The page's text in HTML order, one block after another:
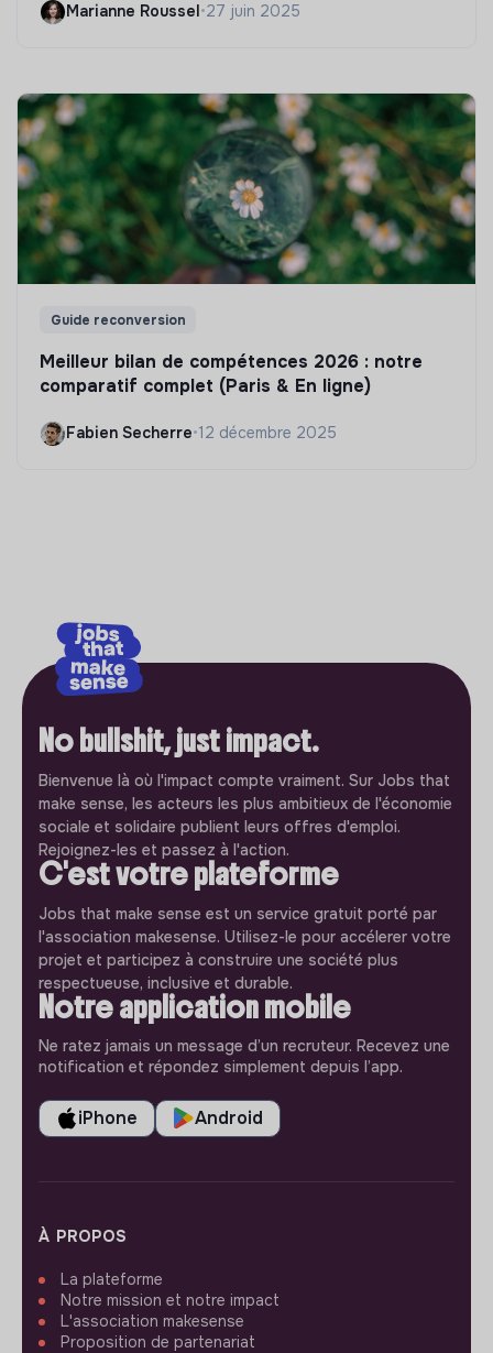
Marianne Roussel •27 juin 2025
Guide reconversion
Meilleur bilan de compétences 2026 : notre
comparatif complet (Paris & En ligne)
Fabien Secherre•12 décembre 2025
No bullshit, just impact.
Bienvenue là où l'impact compte vraiment. Sur Jobs that
make sense, les acteurs les plus ambitieux de l'économie
sociale et solidaire publient leurs offres d'emploi.
Rejoignez-les et passez à l'action.
C'est votre plateforme
Jobs that make sense est un service gratuit porté par
l'association makesense. Utilisez-le pour accélerer votre
projet et participez à construire une société plus
respectueuse, inclusive et durable.
Notre application mobile
Ne ratez jamais un message d’un recruteur. Recevez une
notification et répondez simplement depuis l’app.
iPhone Android
À PROPOS
La plateforme
Notre mission et notre impact
L'association makesense
Proposition de partenariat